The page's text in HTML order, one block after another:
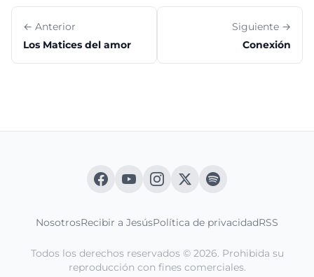
← Anterior
Los Matices del amor
Siguiente →
Conexión
NosotrosRecibir a JesúsPolítica de privacidadRSS
Todos los derechos reservados © 2026. Prohibida su
reproducción con fines comerciales.